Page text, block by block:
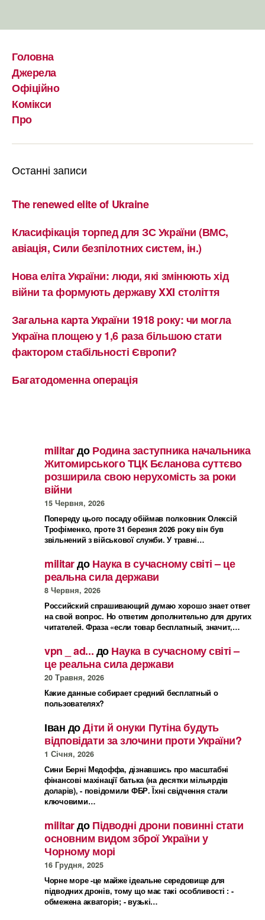
Головна
Джерела
Офіційно
Комікси
Про
Останні записи
The renewed elite of Ukraine
Класифікація торпед для ЗС України (ВМС,
авіація, Сили безпілотних систем, ін.)
Нова еліта України: люди, які змінюють хід
війни та формують державу XXI століття
Загальна карта України 1918 року: чи могла
Україна площею у 1,6 раза більшою стати
фактором стабільності Європи?
Багатодоменна операція
militarдоРодина заступника начальника
Житомирського ТЦК Бєланова суттєво
розширила свою нерухомість за роки
війни
15 Червня, 2026
Попереду цього посаду обіймав полковник Олексій
Трофіменко, проте 31 березня 2026 року він був
звільнений з військової служби. У травні…
militarдоНаука в сучасному світі – це
реальна сила держави
8 Червня, 2026
Российский спрашивающий думаю хорошо знает ответ
на свой вопрос. Но ответим дополнительно для других
читателей. Фраза «если товар бесплатный, значит,…
vpn _ ad...доНаука в сучасному світі –
це реальна сила держави
20 Травня, 2026
Какие данные собирает средний бесплатный о
пользователях?
ІвандоДіти й онуки Путіна будуть
відповідати за злочини проти України?
1 Січня, 2026
Сини Берні Медоффа, дізнавшись про масштабні
фінансові махінації батька (на десятки мільярдів
доларів), - повідомили ФБР. Їхні свідчення стали
ключовими…
militarдоПідводні дрони повинні стати
основним видом зброї України у
Чорному морі
16 Грудня, 2025
Чорне море -це майже ідеальне середовище для
підводних дронів, тому що має такі особливості : -
обмежена акваторія; - вузькі…